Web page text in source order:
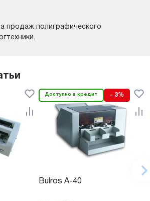
продаж полиграфического
Доступно в кредит - 3%
Bulros A-40